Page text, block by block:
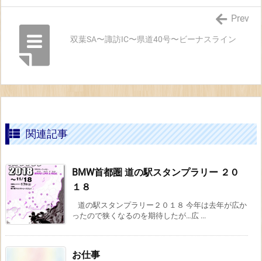
双葉SA〜諏訪IC〜県道40号〜ビーナスライン
Prev
関連記事
BMW首都圏 道の駅スタンプラリー ２０
１８
道の駅スタンプラリー２０１８ 今年は去年が広か
ったので狭くなるのを期待したが…広 ...
お仕事